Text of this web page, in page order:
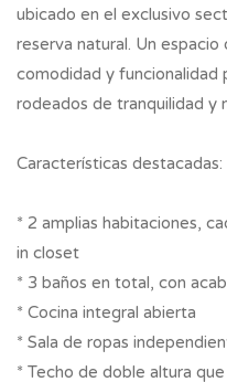
ubicado en el exclusivo
reserva natural. Un
comodidad y funcionalidad
rodeados de tranquilidad y
Características destacadas:
* 2 amplias habitaciones,
in closet
* 3 baños en total, con
* Cocina integral abierta
* Sala de ropas
* Techo de doble altura